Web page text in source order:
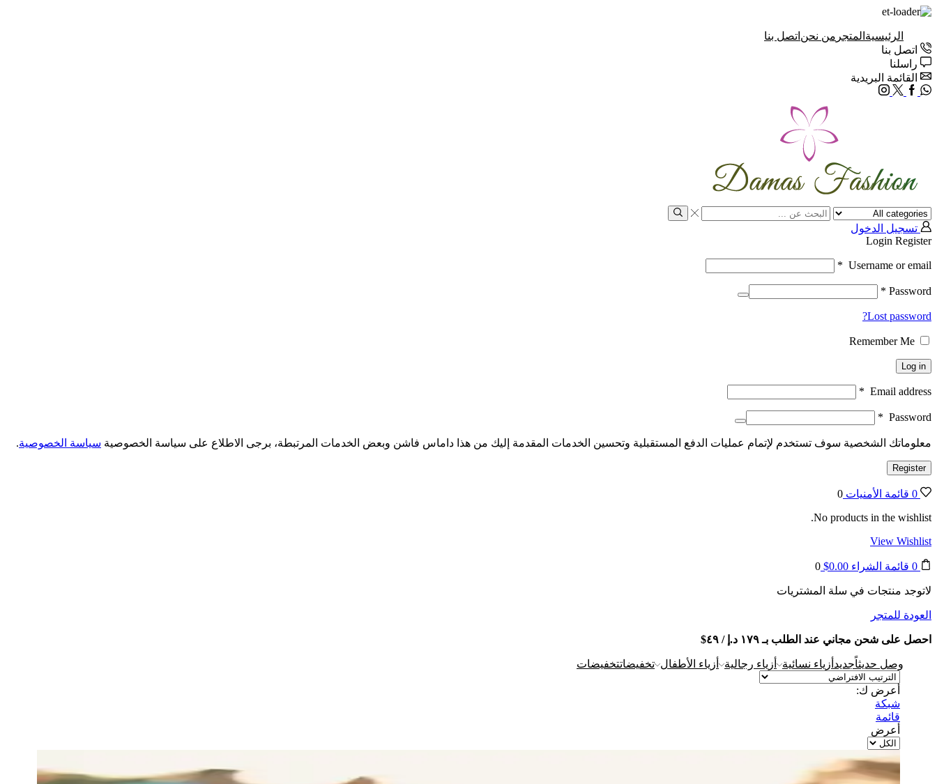
الرئيسية المتجر من نحن اتصل بنا
اتصل بنا
راسلنا
القائمة البريدية
Whatsapp
Facebook
Twitter
Instagram
Search
input
Search
تسجيل الدخول
Login Register
Username or email
*
Password
*
Lost password?
Remember Me
Log in
Email address
*
Password
*
معلوماتك الشخصية سوف تستخدم لإتمام عمليات الدفع المستقبلية وتحسين الخدمات المقدمة إليك من هذا داماس فاشن وبعض الخدمات المرتبطة، برجى الاطلاع على سياسة الخصوصية سياسة الخصوصية.
Register
0 قائمة الأمنيات 0
No products in the wishlist.
View Wishlist
0 قائمة الشراء $0.00
0
لاتوجد منتجات في سلة المشتريات
العودة للمتجر
احصل على شحن مجاني عند الطلب بـ ١٧٩ د.إ / ٤٩$
وصل حديثاًجديد أزياء نسائية أزياء رجالية أزياء الأطفال تخفيضاتتخفيضات
أعرض ك:
شبكة
قائمة
أعرض
Products
per
page